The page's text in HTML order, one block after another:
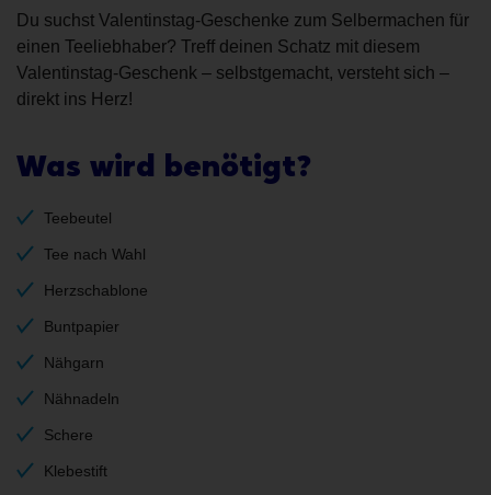
Du suchst Valentinstag-Geschenke zum Selbermachen für
einen Teeliebhaber? Treff deinen Schatz mit diesem
Valentinstag-Geschenk – selbstgemacht, versteht sich –
direkt ins Herz!
Was wird benötigt?
Teebeutel
Tee nach Wahl
Herzschablone
Buntpapier
Nähgarn
Nähnadeln
Schere
Klebestift